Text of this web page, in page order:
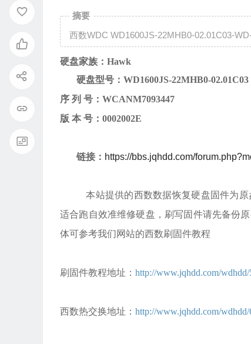
摘要
西数WDC WD1600JS-22MHB0-02.01C03-
硬盘家族： Hawk
硬盘型号： WD1600JS-22MHB0-02.01C03
序 列 号： WCANM7093447
版 本 号： 0002002E
链接： https://bbs.jqhdd.com/
本站提供的西数数据恢复硬盘固件为
适合跑自效准维修硬盘，刷写固件请先备份
体可参考我们网站的西数刷固件教程
刷固件教程地址： http://www.jqhdd.com/wdhdd/
西数热交换地址： http://www.jqhdd.com/wdhdd/